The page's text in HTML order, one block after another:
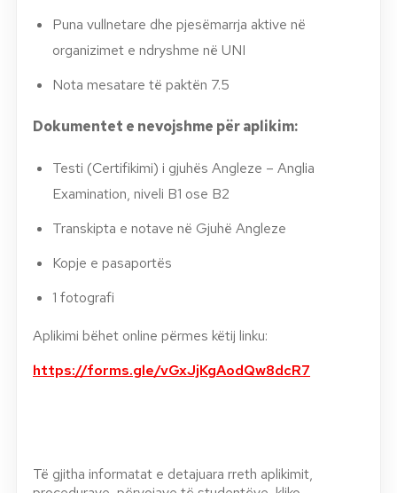
Puna vullnetare dhe pjesëmarrja aktive në
organizimet e ndryshme në UNI
Nota mesatare të paktën 7.5
Dokumentet e nevojshme për aplikim:
Testi (Certifikimi) i gjuhës Angleze – Anglia
Examination, niveli B1 ose B2
Transkipta e notave në Gjuhë Angleze
Kopje e pasaportës
1 fotografi
Aplikimi bëhet online përmes këtij linku:
https://forms.gle/vGxJjKgAodQw8dcR7
Të gjitha informatat e detajuara rreth aplikimit,